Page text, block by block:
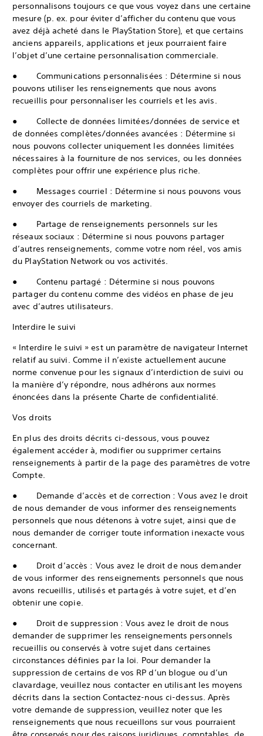
personnalisons toujours ce que vous voyez dans une certaine
mesure (p. ex. pour éviter d’afficher du contenu que vous
avez déjà acheté dans le PlayStation Store), et que certains
anciens appareils, applications et jeux pourraient faire
l’objet d’une certaine personnalisation commerciale.
● Communications personnalisées : Détermine si nous
pouvons utiliser les renseignements que nous avons
recueillis pour personnaliser les courriels et les avis.
● Collecte de données limitées/données de service et
de données complètes/données avancées : Détermine si
nous pouvons collecter uniquement les données limitées
nécessaires à la fourniture de nos services, ou les données
complètes pour offrir une expérience plus riche.
● Messages courriel : Détermine si nous pouvons vous
envoyer des courriels de marketing.
● Partage de renseignements personnels sur les
réseaux sociaux : Détermine si nous pouvons partager
d’autres renseignements, comme votre nom réel, vos amis
du PlayStation Network ou vos activités.
● Contenu partagé : Détermine si nous pouvons
partager du contenu comme des vidéos en phase de jeu
avec d’autres utilisateurs.
Interdire le suivi
« Interdire le suivi » est un paramètre de navigateur Internet
relatif au suivi. Comme il n’existe actuellement aucune
norme convenue pour les signaux d’interdiction de suivi ou
la manière d’y répondre, nous adhérons aux normes
énoncées dans la présente Charte de confidentialité.
Vos droits
En plus des droits décrits ci-dessous, vous pouvez
également accéder à, modifier ou supprimer certains
renseignements à partir de la page des paramètres de votre
Compte.
● Demande d’accès et de correction : Vous avez le droit
de nous demander de vous informer des renseignements
personnels que nous détenons à votre sujet, ainsi que de
nous demander de corriger toute information inexacte vous
concernant.
● Droit d’accès : Vous avez le droit de nous demander
de vous informer des renseignements personnels que nous
avons recueillis, utilisés et partagés à votre sujet, et d’en
obtenir une copie.
● Droit de suppression : Vous avez le droit de nous
demander de supprimer les renseignements personnels
recueillis ou conservés à votre sujet dans certaines
circonstances définies par la loi. Pour demander la
suppression de certains de vos RP d’un blogue ou d’un
clavardage, veuillez nous contacter en utilisant les moyens
décrits dans la section Contactez-nous ci-dessus. Après
votre demande de suppression, veuillez noter que les
renseignements que nous recueillons sur vous pourraient